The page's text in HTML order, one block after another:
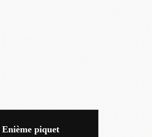
situation du pool
Enième piquet